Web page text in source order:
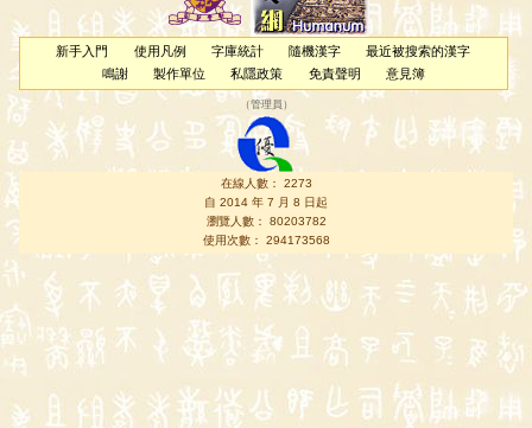
新手入門 使用凡例 字庫統計 隨機漢字
最近被搜索的漢字
鳴謝
製作單位 私隱政策 免責聲明 意見簿
（管理員 ）
在線人數： 2273
自 2014 年 7 月 8 日起
瀏覽人數： 80203782
使用次數： 294173568